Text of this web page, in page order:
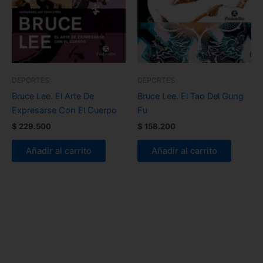
DEPORTES
Bruce Lee. El Arte De
Expresarse Con El Cuerpo
$ 229.500
Añadir al carrito
DEPORTES
Bruce Lee. El Tao Del Gung
Fu
$ 158.200
Añadir al carrito